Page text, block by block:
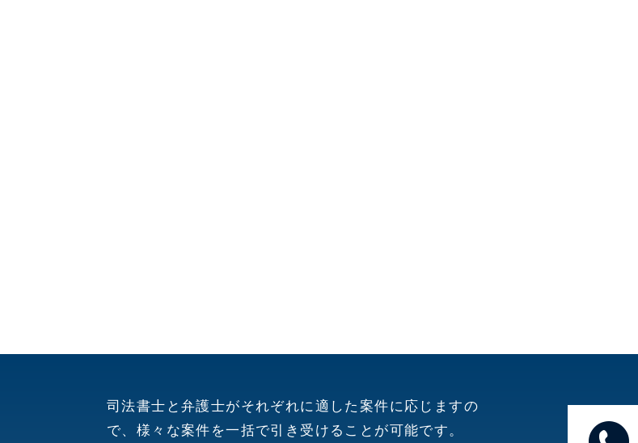
司法書士と弁護士がそれぞれに適した案件に応じますの
で、様々な案件を一括で引き受けることが可能です。